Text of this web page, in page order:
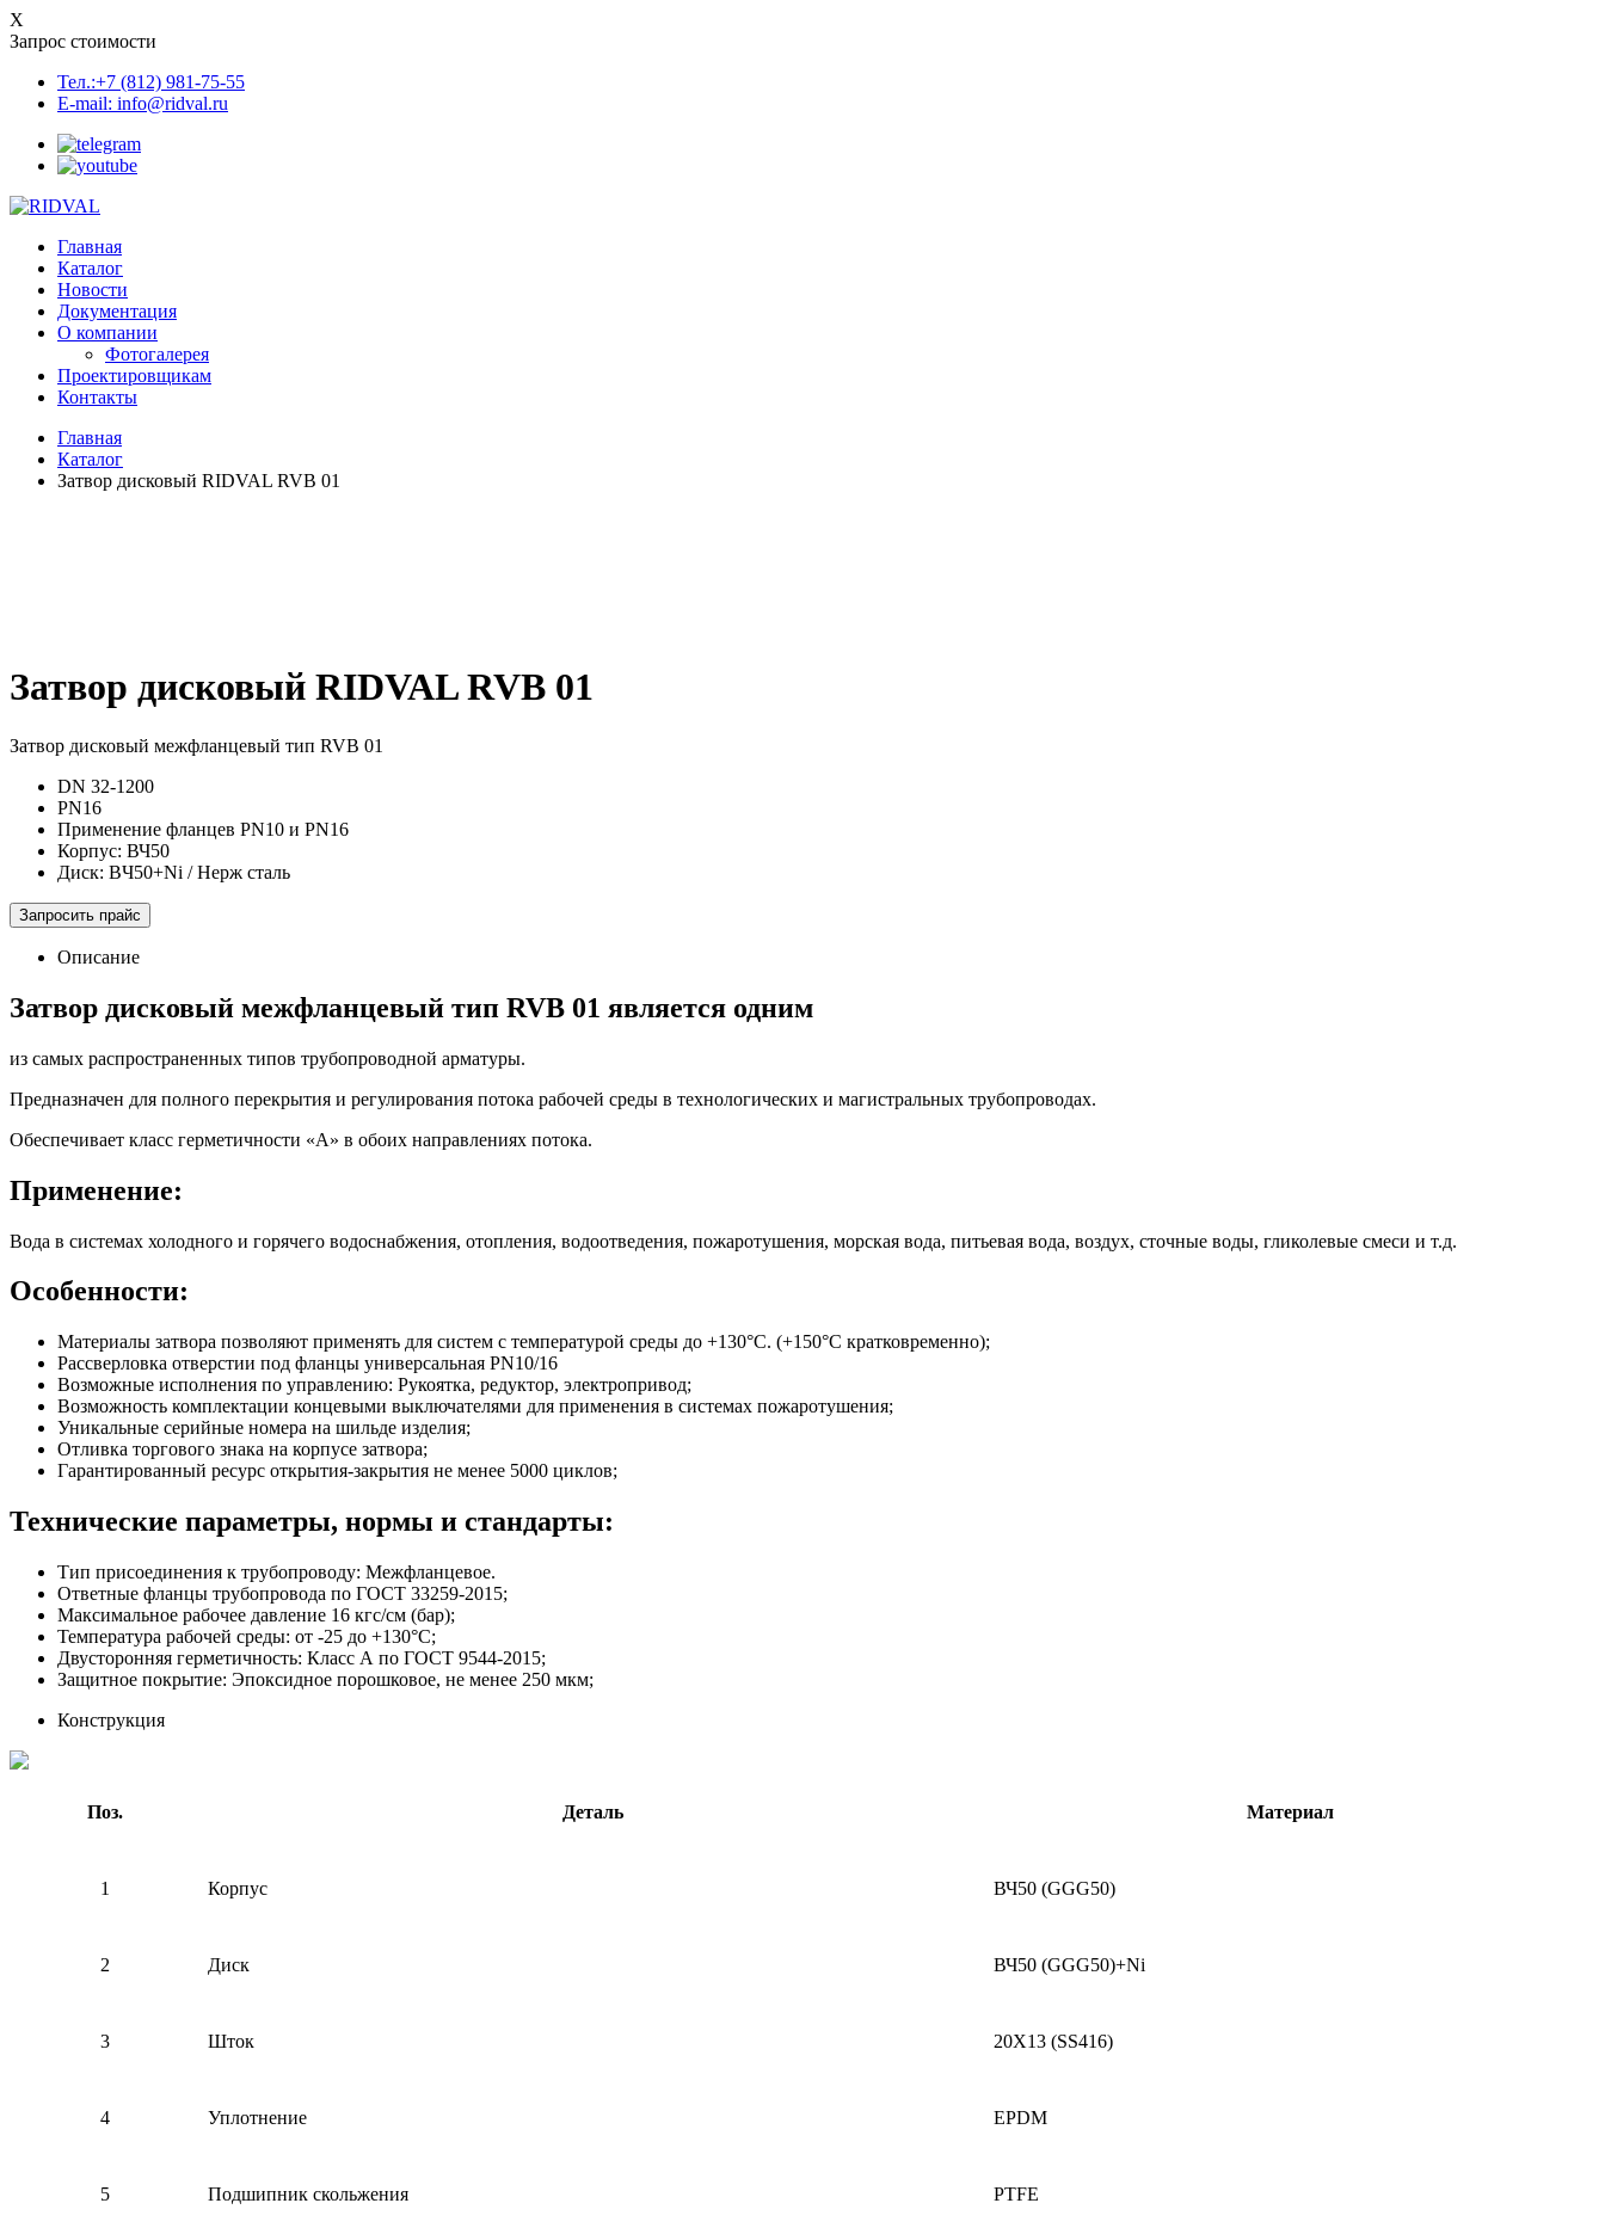
X
Запрос стоимости
Тел.:+7 (812) 981-75-55
E-mail: info@ridval.ru
Главная
Каталог
Новости
Документация
О компании
Фотогалерея
Проектировщикам
Контакты
Главная
Каталог
Затвор дисковый RIDVAL RVB 01
Затвор дисковый RIDVAL RVB 01
Затвор дисковый межфланцевый тип RVB 01
DN 32-1200
PN16
Применение фланцев PN10 и PN16
Корпус: ВЧ50
Диск: BЧ50+Ni / Нерж сталь
Запросить прайс
Описание
Затвор дисковый межфланцевый тип RVB 01 является одним
из самых распространенных типов трубопроводной арматуры.
Предназначен для полного перекрытия и регулирования потока рабочей среды в технологических и магистральных трубопроводах.
Обеспечивает класс герметичности «А» в обоих направлениях потока.
Применение:
Вода в системах холодного и горячего водоснабжения, отопления, водоотведения, пожаротушения, морская вода, питьевая вода, воздух, сточные воды, гликолевые смеси и т.д.
Особенности:
Материалы затвора позволяют применять для систем с температурой среды до +130°С. (+150°С кратковременно);
Рассверловка отверстии под фланцы универсальная PN10/16
Возможные исполнения по управлению: Рукоятка, редуктор, электропривод;
Возможность комплектации концевыми выключателями для применения в системах пожаротушения;
Уникальные серийные номера на шильде изделия;
Отливка торгового знака на корпусе затвора;
Гарантированный ресурс открытия-закрытия не менее 5000 циклов;
Технические параметры, нормы и стандарты:
Тип присоединения к трубопроводу: Межфланцевое.
Ответные фланцы трубопровода по ГОСТ 33259-2015;
Максимальное рабочее давление 16 кгс/см (бар);
Температура рабочей среды: от -25 до +130°С;
Двусторонняя герметичность: Класс А по ГОСТ 9544-2015;
Защитное покрытие: Эпоксидное порошковое, не менее 250 мкм;
Конструкция
Поз. Деталь Материал
1 Корпус ВЧ50 (GGG50)
2 Диск ВЧ50 (GGG50)+Ni
3 Шток 20Х13 (SS416)
4 Уплотнение EPDM
5 Подшипник скольжения PTFE